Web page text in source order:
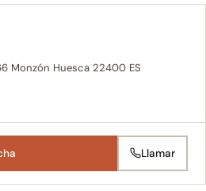
Monzón Huesca 22400 ES
Llamar